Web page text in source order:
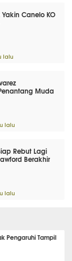
Canelo KO
lalu
Muda
lalu
Rebut Lagi
Berakhir
lalu
Pengaruhi Tampil